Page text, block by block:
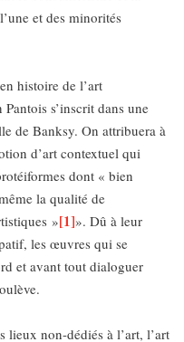
et des minorités
histoire de l’art
s’inscrit dans une
de Banksy. On attribuera à
d’art contextuel qui
dont « bien
la qualité de
»[1]». Dû à leur
les œuvres qui se
et avant tout dialoguer
lieux non-dédiés à l’art, l’art